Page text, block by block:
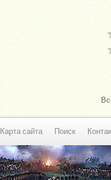
Карта сайта Поиск